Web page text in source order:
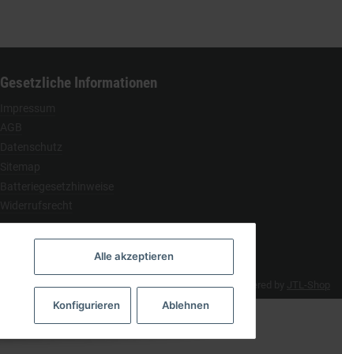
Gesetzliche Informationen
Developed byThemeart Powered by
Alle akzeptieren
Konfigurieren Ablehnen